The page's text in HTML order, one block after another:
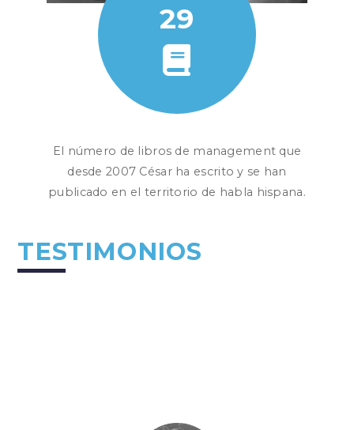
29
El número de libros de management que
desde 2007 César ha escrito y se han
publicado en el territorio de habla hispana.
TESTIMONIOS